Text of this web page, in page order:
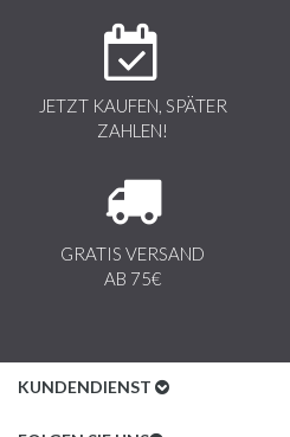
JETZT KAUFEN, SPÄTER
ZAHLEN!
GRATIS VERSAND
AB 75€
KUNDENDIENST
Kundenservice